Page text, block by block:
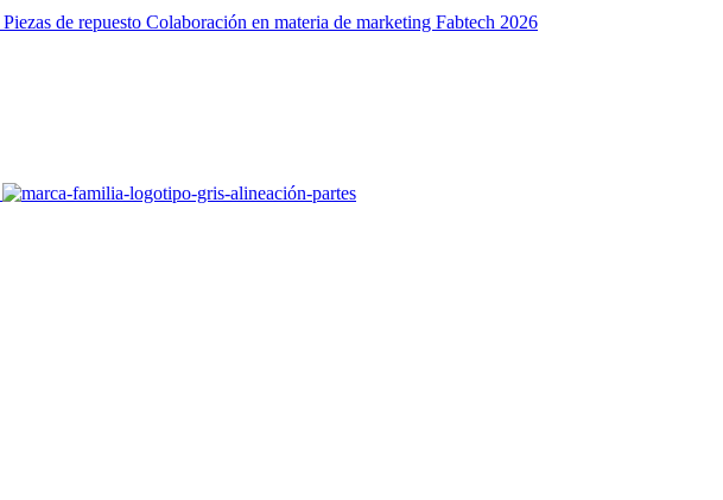
Piezas de repuesto Colaboración en materia de marketing Fabtech 2026